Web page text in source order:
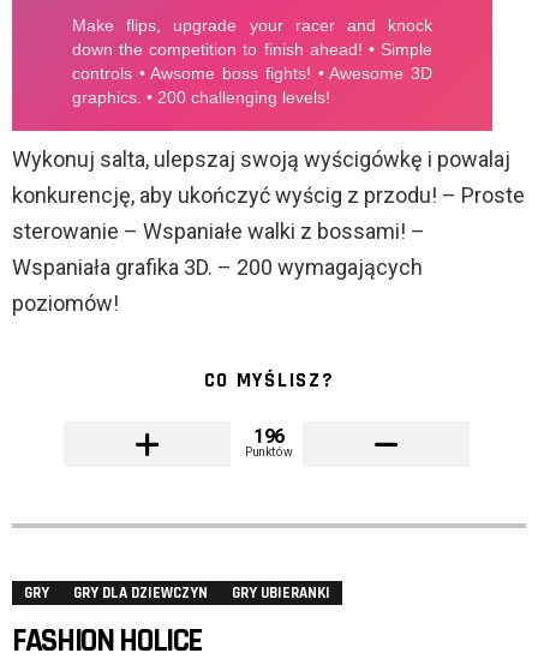
Wykonuj salta, ulepszaj swoją wyścigówkę i powalaj
konkurencję, aby ukończyć wyścig z przodu! – Proste
sterowanie – Wspaniałe walki z bossami! –
Wspaniała grafika 3D. – 200 wymagających
poziomów!
CO MYŚLISZ?
196
Punktów
GRY GRY DLA DZIEWCZYN GRY UBIERANKI
FASHION HOLICE